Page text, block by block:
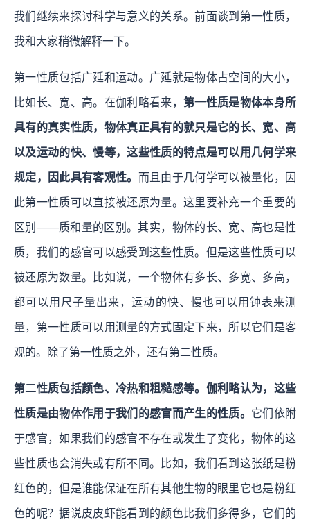
我们继续来探讨科学与意义的关系。前面谈到第一性质，
我和大家稍微解释一下。
第一性质包括广延和运动。广延就是物体占空间的大小，
比如长、宽、高。在伽利略看来， 第一性质是物体本身所
具有的真实性质，物体真正具有的就只是它的长、宽、高
以及运动的快、慢等，这些性质的特点是可以用几何学来
规定，因此具有客观性。 而且由于几何学可以被量化，因
此第一性质可以直接被还原为量。这里要补充一个重要的
区别——质和量的区别。其实，物体的长、宽、高也是性
质，我们的感官可以感受到这些性质。但是这些性质可以
被还原为数量。比如说，一个物体有多长、多宽、多高，
都可以用尺子量出来，运动的快、慢也可以用钟表来测
量，第一性质可以用测量的方式固定下来，所以它们是客
观的。除了第一性质之外，还有第二性质。
第二性质包括颜色、冷热和粗糙感等。伽利略认为，这些
性质是由物体作用于我们的感官而产生的性质。 它们依附
于感官，如果我们的感官不存在或发生了变化，物体的这
些性质也会消失或有所不同。比如，我们看到这张纸是粉
红色的，但是谁能保证在所有其他生物的眼里它也是粉红
色的呢？据说皮皮虾能看到的颜色比我们多得多，它们的